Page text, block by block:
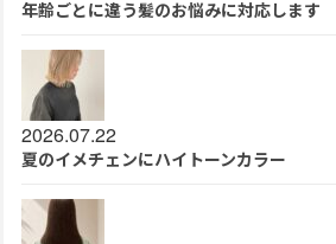
年齢ごとに違う髪のお悩みに対応します
2026.07.22
夏のイメチェンにハイトーンカラー